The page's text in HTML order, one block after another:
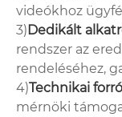
videókhoz
3)Dedikált
rendszer az
rendeléséhez,
4)Technikai
mérnöki